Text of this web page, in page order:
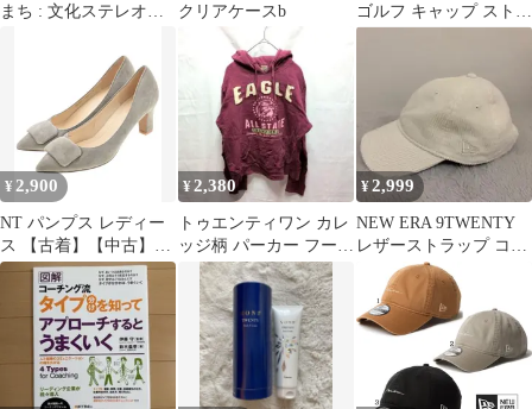
まち : 文化ステレオタ
クリアケースb
ゴルフ キャップ ストラ
イプ
¥2,900
NT パンプス レディー
ス 【古着】【中古】
【送料無料】
¥2,380
トゥエンティワン カレ
ッジ柄 パーカー フード
付 長袖 L 紫 綿 通学
¥2,999
NEW ERA 9TWENTY
レザーストラップ コー
デュロイ キャップ 白